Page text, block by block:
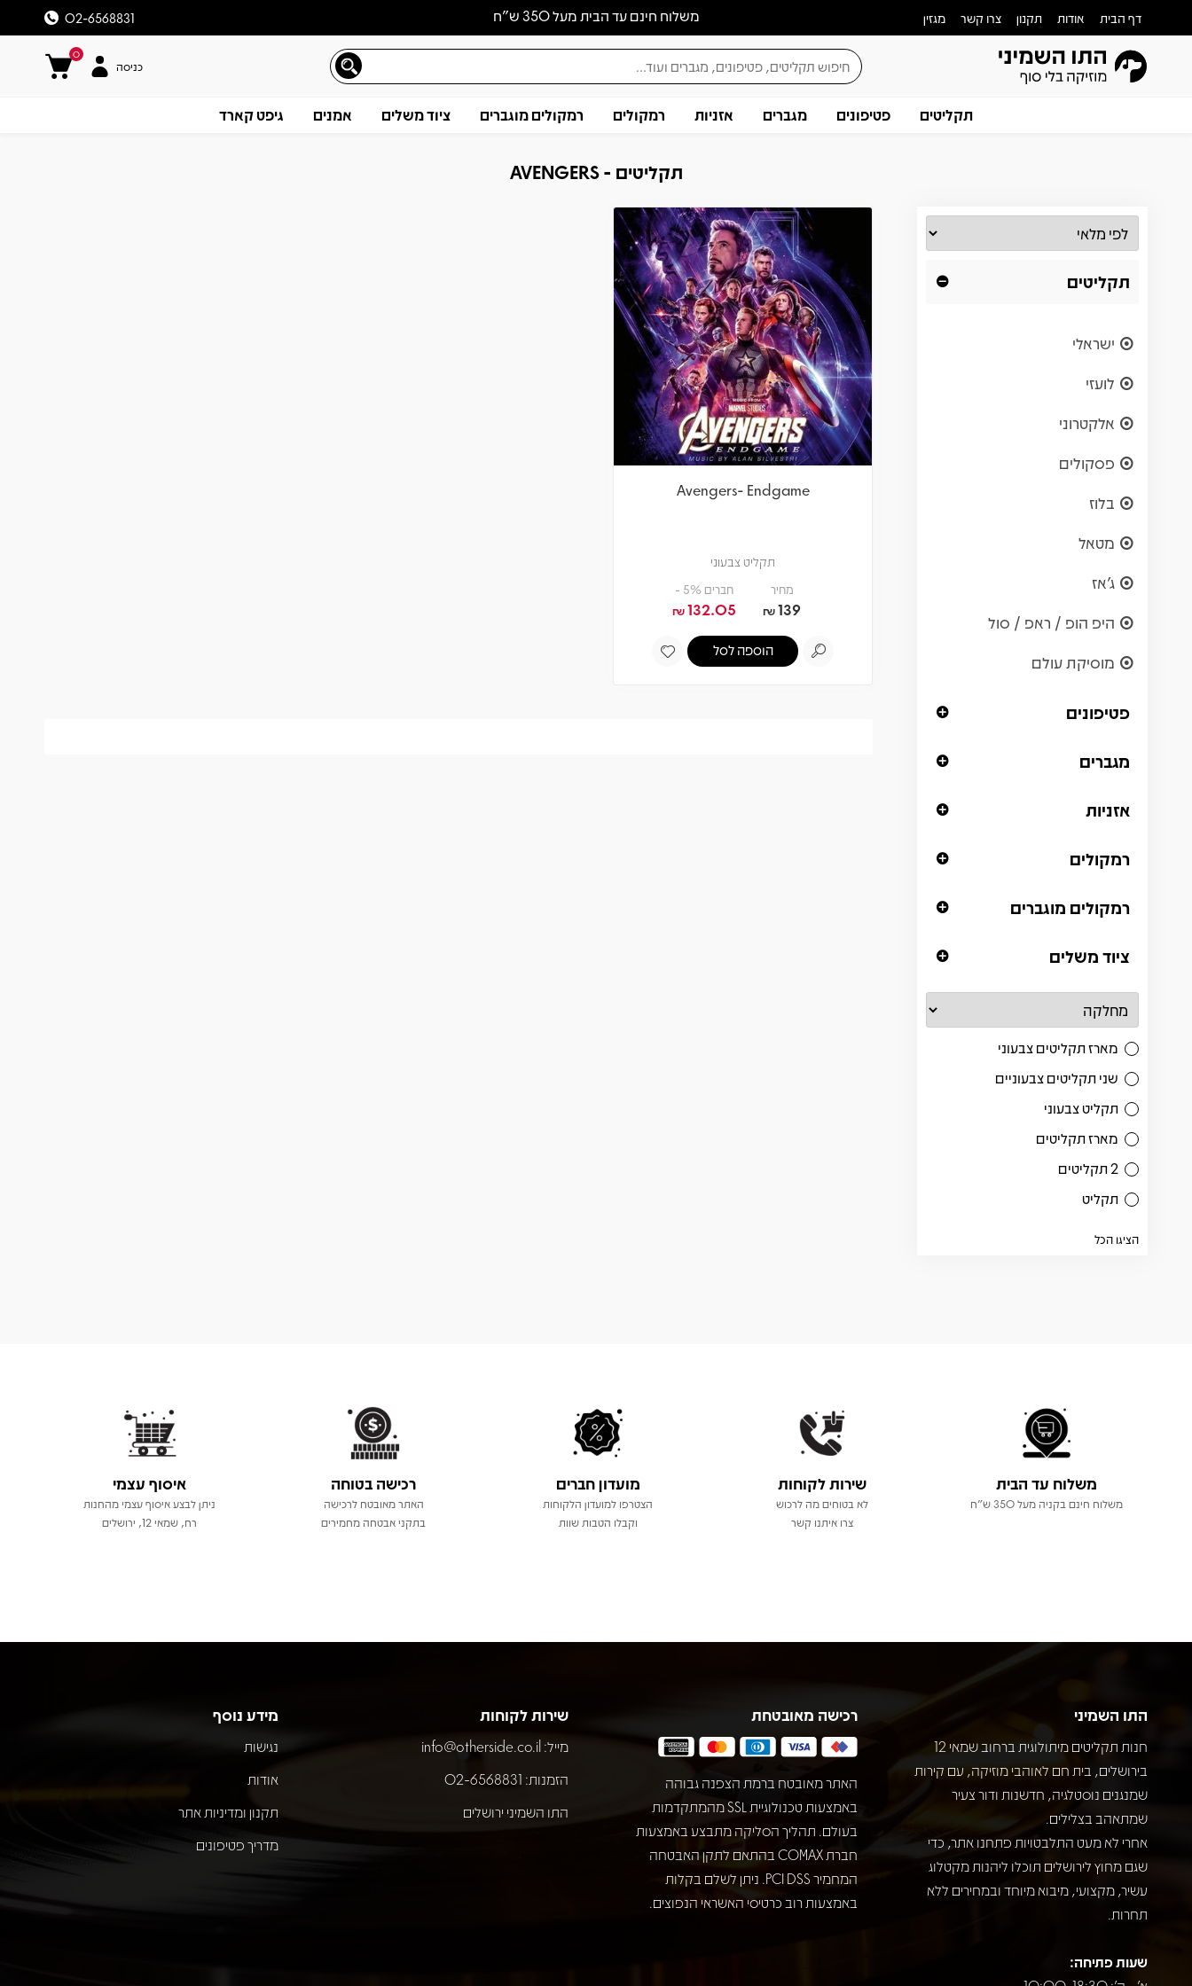
משלוח חינם עד הבית מעל 350 ש״ח דף הבית אודות תקנון צרו קשר מגזין 02-6568831
0
כניסה
תקליטים פטיפונים מגברים אזניות רמקולים רמקולים מוגברים ציוד משלים אמנים גיפט קארד
תקליטים - AVENGERS
תקליטים
ישראלי
לועזי
אלקטרוני
פסקולים
בלוז
מטאל
ג'אז
היפ הופ / ראפ / סול
מוסיקת עולם
פטיפונים
מגברים
אזניות
רמקולים
רמקולים מוגברים
ציוד משלים
מארז תקליטים צבעוני
שני תקליטים צבעוניים
תקליט צבעוני
מארז תקליטים
2 תקליטים
תקליט
הציגו הכל
Avengers- Endgame
תקליט צבעוני
מחיר
139
₪
חברים 5% -
132.05
₪
הוספה לסל
משלוח עד הבית
משלוח חינם בקניה מעל 350 ש"ח
שירות לקוחות
לא בטוחים מה לרכוש
צרו איתנו קשר
מועדון חברים
הצטרפו למועדון הלקוחות
וקבלו הטבות שוות
רכישה בטוחה
האתר מאובטח לרכישה
בתקני אבטחה מחמירים
איסוף עצמי
ניתן לבצע איסוף עצמי מהחנות
רח, שמאי 12, ירושלים
התו השמיני
חנות תקליטים מיתולוגית ברחוב שמאי 12
בירושלים, בית חם לאוהבי מוזיקה, עם קירות
שמנגנים נוסטלגיה, חדשנות ודור צעיר
שמתאהב בצלילים.
אחרי לא מעט התלבטויות פתחנו אתר, כדי
שגם מחוץ לירושלים תוכלו ליהנות מקטלוג
עשיר, מקצועי, מיבוא מיוחד ובמחירים ללא
תחרות.
שעות פתיחה:
רכישה מאובטחת
האתר מאובטח ברמת הצפנה גבוהה
באמצעות טכנולוגיית SSL מהמתקדמות
בעולם. תהליך הסליקה מתבצע באמצעות
חברת COMAX בהתאם לתקן האבטחה
המחמיר PCI DSS. ניתן לשלם בקלות
באמצעות רוב כרטיסי האשראי הנפוצים.
שירות לקוחות
מייל: info@otherside.co.il
הזמנות: 02-6568831
התו השמיני ירושלים
מידע נוסף
נגישות
אודות
תקנון ומדיניות אתר
מדריך פטיפונים